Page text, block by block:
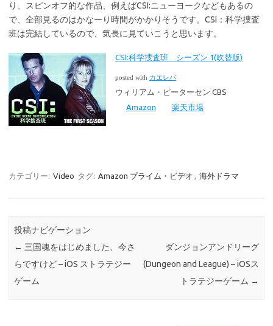
り、スピンオフ的な作品、例えばCSI:ニューヨークなどもあるの
で、全部見るのはかなーり時間がかかりそうです。CSI：科学捜査
班は完結しているので、気長に見ていこうと思います。
CSI:科学捜査班 シーズン 1(吹替版)
posted with カエレバ
ウィリアム・ピーターセン CBS
Amazon
楽天市場
カテゴリー: Video タグ: Amazon プライム・ビデオ , 海外ドラマ
投稿ナビゲーション
← 三国魂をはじめました、今さ
らですけど – iOS ストラテジー
ゲーム
ダンジョンアンドリーグ
(Dungeon and League) – iOSス
トラテジーゲーム →